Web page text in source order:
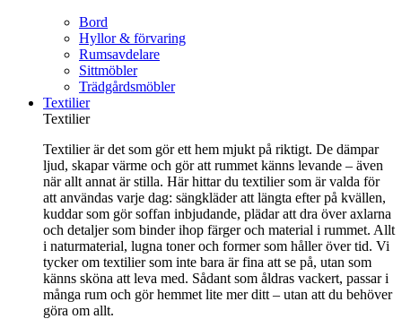
Bord
Hyllor & förvaring
Rumsavdelare
Sittmöbler
Trädgårdsmöbler
Textilier
Textilier
Textilier är det som gör ett hem mjukt på riktigt. De dämpar
ljud, skapar värme och gör att rummet känns levande – även
när allt annat är stilla. Här hittar du textilier som är valda för
att användas varje dag: sängkläder att längta efter på kvällen,
kuddar som gör soffan inbjudande, plädar att dra över axlarna
och detaljer som binder ihop färger och material i rummet. Allt
i naturmaterial, lugna toner och former som håller över tid. Vi
tycker om textilier som inte bara är fina att se på, utan som
känns sköna att leva med. Sådant som åldras vackert, passar i
många rum och gör hemmet lite mer ditt – utan att du behöver
göra om allt.